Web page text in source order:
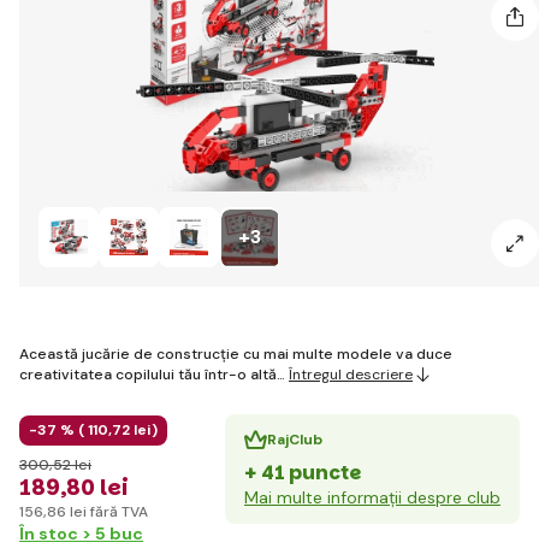
+3
Această jucărie de construcție cu mai multe modele va duce
creativitatea copilului tău într-o altă… Întregul descriere
-37 % (110,72 lei)
189,80 lei
300,52 lei
156,86 lei fără TVA
RajClub
+ 41 puncte
Mai multe informații despre club
În stoc > 5 buc